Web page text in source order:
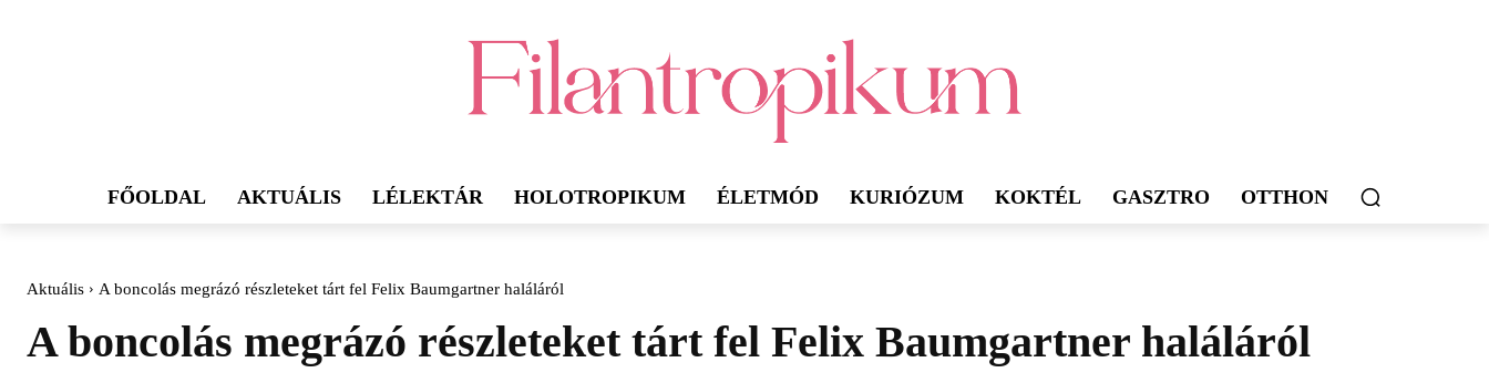
FŐOLDAL AKTUÁLIS LÉLEKTÁR HOLOTROPIKUM ÉLETMÓD KURIÓZUM KOKTÉL GASZTRO OTTHON
Aktuális A boncolás megrázó részleteket tárt fel Felix Baumgartner haláláról
A boncolás megrázó részleteket tárt fel Felix Baumgartner haláláról